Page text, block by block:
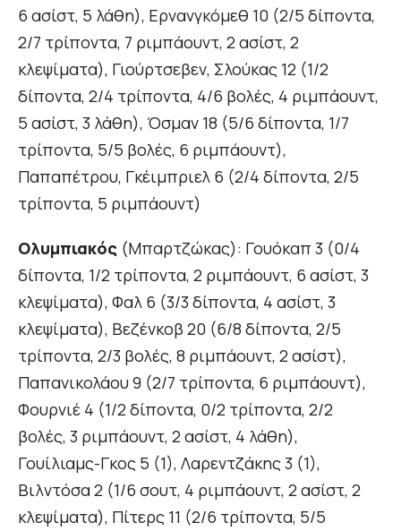
6 ασίστ, 5 λάθη), Ερνανγκόμεθ 10 (2/5 δίποντα,
2/7 τρίποντα, 7 ριμπάουντ, 2 ασίστ, 2
κλεψίματα), Γιούρτσεβεν, Σλούκας 12 (1/2
δίποντα, 2/4 τρίποντα, 4/6 βολές, 4 ριμπάουντ,
5 ασίστ, 3 λάθη), Όσμαν 18 (5/6 δίποντα, 1/7
τρίποντα, 5/5 βολές, 6 ριμπάουντ),
Παπαπέτρου, Γκέιμπριελ 6 (2/4 δίποντα, 2/5
τρίποντα, 5 ριμπάουντ)
Ολυμπιακός (Μπαρτζώκας): Γουόκαπ 3 (0/4
δίποντα, 1/2 τρίποντα, 2 ριμπάουντ, 6 ασίστ, 3
κλεψίματα), Φαλ 6 (3/3 δίποντα, 4 ασίστ, 3
κλεψίματα), Βεζένκοβ 20 (6/8 δίποντα, 2/5
τρίποντα, 2/3 βολές, 8 ριμπάουντ, 2 ασίστ),
Παπανικολάου 9 (2/7 τρίποντα, 6 ριμπάουντ),
Φουρνιέ 4 (1/2 δίποντα, 0/2 τρίποντα, 2/2
βολές, 3 ριμπάουντ, 2 ασίστ, 4 λάθη),
Γουίλιαμς-Γκος 5 (1), Λαρεντζάκης 3 (1),
Βιλντόσα 2 (1/6 σουτ, 4 ριμπάουντ, 2 ασίστ, 2
κλεψίματα), Πίτερς 11 (2/6 τρίποντα, 5/5